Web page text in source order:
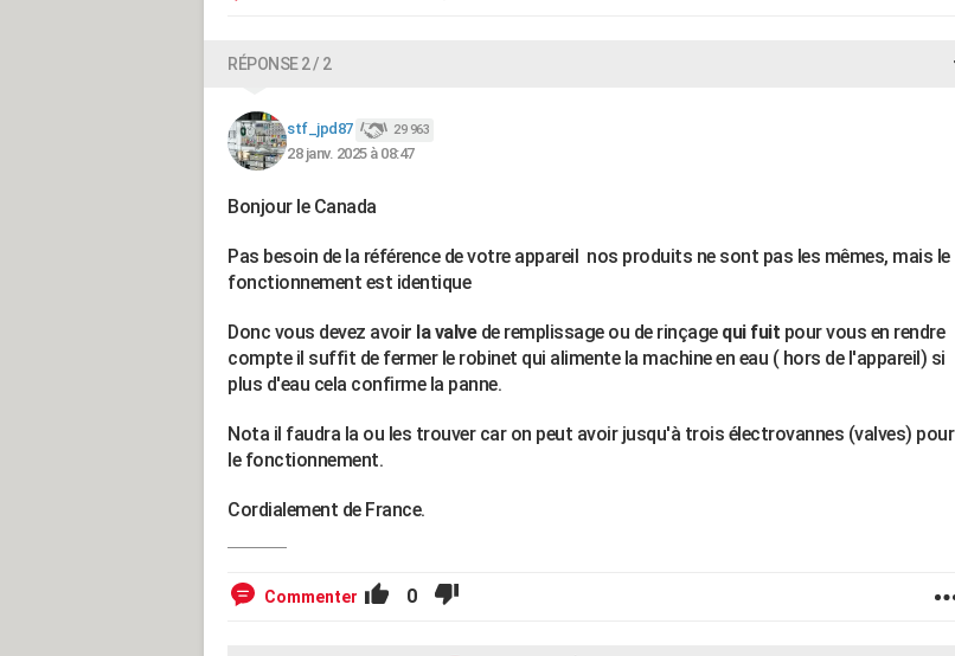
RÉPONSE 2 / 2
stf_jpd87 29 963
28 janv. 2025 à 08:47
Bonjour le Canada
Pas besoin de la référence de votre appareil nos produits ne sont pas les mêmes, mais le
fonctionnement est identique
Donc vous devez avoir la valvede remplissage ou de rinçagequi fuit pour vous en rendre
compte il suffit de fermer le robinet qui alimente la machine en eau ( hors de l'appareil) si
plus d'eau cela confirme la panne.
Nota il faudra la ou les trouver car on peut avoir jusqu'à trois électrovannes (valves) pour
le fonctionnement.
Cordialement de France.
Commenter 0